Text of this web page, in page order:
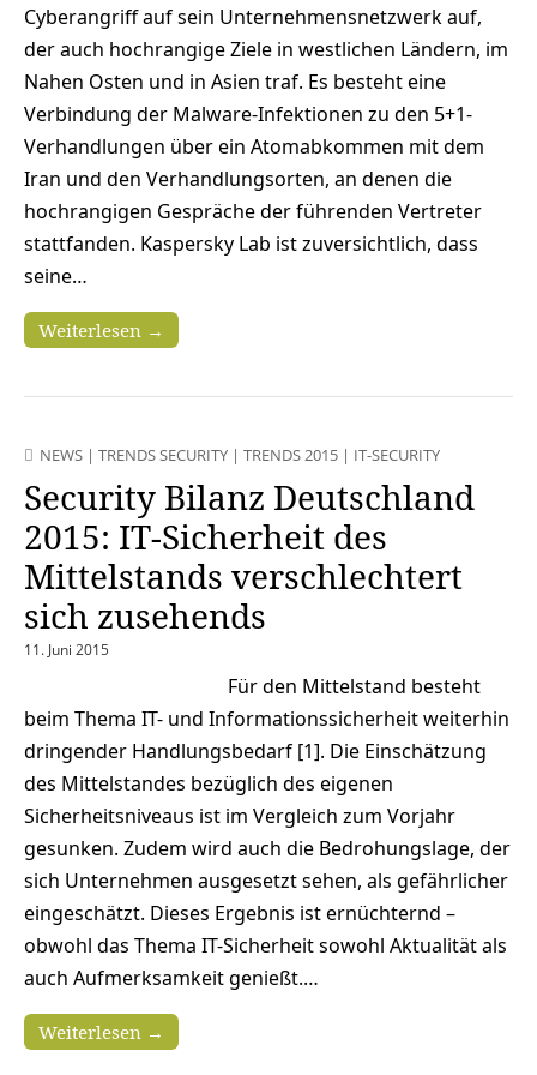
Cyberangriff auf sein Unternehmensnetzwerk auf,
der auch hochrangige Ziele in westlichen Ländern, im
Nahen Osten und in Asien traf. Es besteht eine
Verbindung der Malware-Infektionen zu den 5+1-
Verhandlungen über ein Atomabkommen mit dem
Iran und den Verhandlungsorten, an denen die
hochrangigen Gespräche der führenden Vertreter
stattfanden. Kaspersky Lab ist zuversichtlich, dass
seine…
Weiterlesen →
NEWS | TRENDS SECURITY | TRENDS 2015 | IT-SECURITY
Security Bilanz Deutschland
2015: IT-Sicherheit des
Mittelstands verschlechtert
sich zusehends
11. Juni 2015
Für den Mittelstand besteht
beim Thema IT- und Informationssicherheit weiterhin
dringender Handlungsbedarf [1]. Die Einschätzung
des Mittelstandes bezüglich des eigenen
Sicherheitsniveaus ist im Vergleich zum Vorjahr
gesunken. Zudem wird auch die Bedrohungslage, der
sich Unternehmen ausgesetzt sehen, als gefährlicher
eingeschätzt. Dieses Ergebnis ist ernüchternd –
obwohl das Thema IT-Sicherheit sowohl Aktualität als
auch Aufmerksamkeit genießt.…
Weiterlesen →